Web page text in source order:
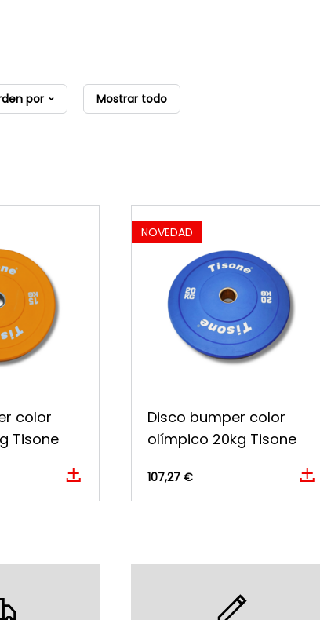
por Mostrar todo
color
Tisone
NOVEDAD
Disco bumper color
olímpico 20kg Tisone
107,27 €